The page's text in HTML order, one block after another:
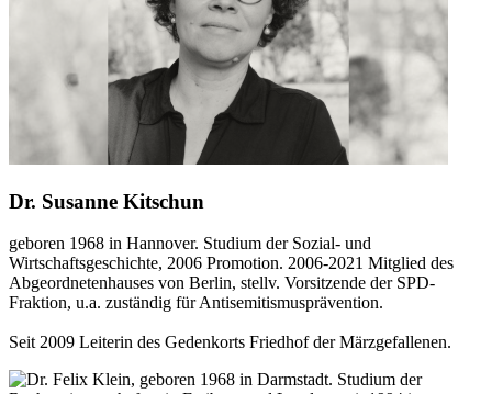
Dr. Susanne Kitschun
geboren 1968 in Hannover. Studium der Sozial- und
Wirtschaftsgeschichte, 2006 Promotion. 2006-2021 Mitglied des
Abgeordnetenhauses von Berlin, stellv. Vorsitzende der SPD-
Fraktion, u.a. zuständig für Antisemitismusprävention.
Seit 2009 Leiterin des Gedenkorts Friedhof der Märzgefallenen.